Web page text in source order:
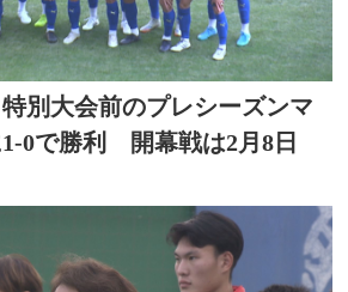
別大会前のプレシーズンマ
0で勝利 開幕戦は2月8日